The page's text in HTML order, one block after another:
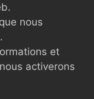
nous
et
activerons